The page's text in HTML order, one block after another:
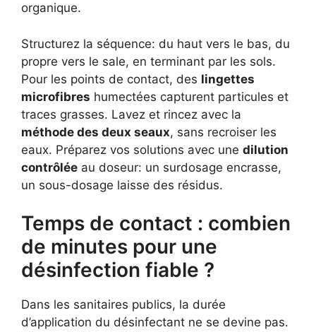
organique.
Structurez la séquence: du haut vers le bas, du
propre vers le sale, en terminant par les sols.
Pour les points de contact, des lingettes
microfibres humectées capturent particules et
traces grasses. Lavez et rincez avec la
méthode des deux seaux, sans recroiser les
eaux. Préparez vos solutions avec une dilution
contrôlée au doseur: un surdosage encrasse,
un sous-dosage laisse des résidus.
Temps de contact : combien
de minutes pour une
désinfection fiable ?
Dans les sanitaires publics, la durée
d’application du désinfectant ne se devine pas.